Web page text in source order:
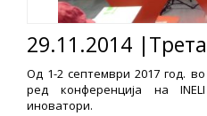
Од 1-2 септември 2017 год.
ред конференција на
иноватори.